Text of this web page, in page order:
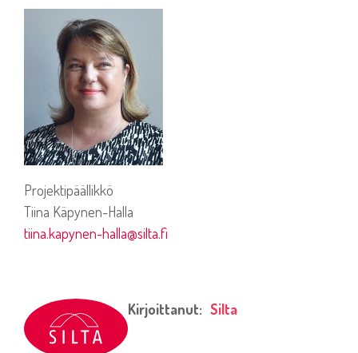
Projektipäällikkö
Tiina Käpynen-Halla
tiina.kapynen-halla@silta.fi
Kirjoittanut: Silta